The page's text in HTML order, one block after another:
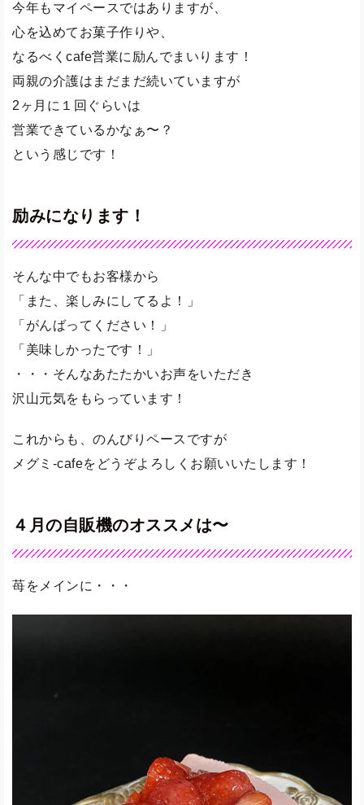
今年もマイペースではありますが、
心を込めてお菓子作りや、
なるべくcafe営業に励んでまいります！
両親の介護はまだまだ続いていますが
2ヶ月に１回ぐらいは
営業できているかなぁ〜？
という感じです！
励みになります！
そんな中でもお客様から
「また、楽しみにしてるよ！」
「がんばってください！」
「美味しかったです！」
・・・そんなあたたかいお声をいただき
沢山元気をもらっています！
これからも、のんびりペースですが
メグミ-cafeをどうぞよろしくお願いいたします！
４月の自販機のオススメは〜
苺をメインに・・・